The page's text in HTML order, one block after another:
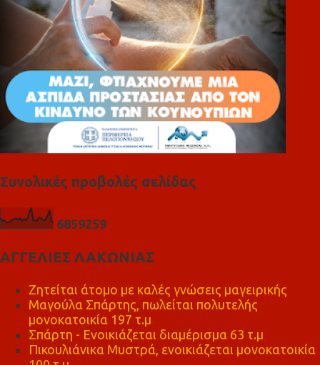
Συνολικές προβολές σελίδας
6859259
ΑΓΓΕΛΙΕΣ ΛΑΚΩΝΙΑΣ
Ζητείται άτομο με καλές γνώσεις μαγειρικής
Μαγούλα Σπάρτης, πωλείται πολυτελής
μονοκατοικία 197 τ.μ
Σπάρτη - Ενοικιάζεται διαμέρισμα 63 τ.μ
Πικουλιάνικα Μυστρά, ενοικιάζεται μονοκατοικία